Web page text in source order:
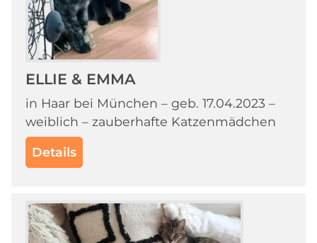
ELLIE & EMMA
in Haar bei München – geb. 17.04.2023 –
weiblich – zauberhafte Katzenmädchen
Details